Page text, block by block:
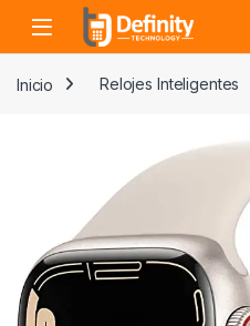
Skip to navigation
Skip to content
Open
Inicio Relojes Inteligentes